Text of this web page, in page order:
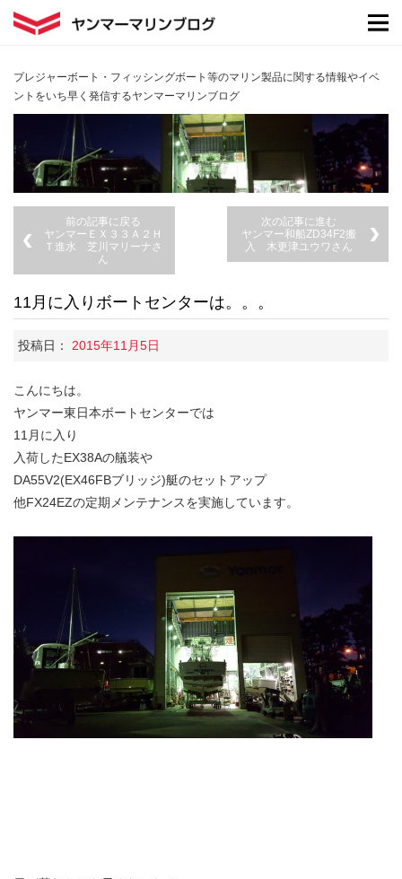
プレジャーボート・フィッシングボート等のマリン製品に関する情報やイベ
ントをいち早く発信するヤンマーマリンブログ
前の記事に戻る
ヤンマーＥＸ３３Ａ２Ｈ
Ｔ進水 芝川マリーナさ
ん
次の記事に進む
ヤンマー和船ZD34F2搬
入 木更津ユウワさん
11月に入りボートセンターは。。。
投稿日： 2015年11月5日
こんにちは。
ヤンマー東日本ボートセンターでは
11月に入り
入荷したEX38Aの艤装や
DA55V2(EX46FBブリッジ)艇のセットアップ
他FX24EZの定期メンテナンスを実施しています。